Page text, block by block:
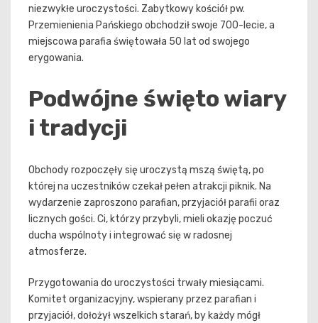
niezwykłe uroczystości. Zabytkowy kościół pw.
Przemienienia Pańskiego obchodził swoje 700-lecie, a
miejscowa parafia świętowała 50 lat od swojego
erygowania.
Podwójne święto wiary
i tradycji
Obchody rozpoczęły się uroczystą mszą świętą, po
której na uczestników czekał pełen atrakcji piknik. Na
wydarzenie zaproszono parafian, przyjaciół parafii oraz
licznych gości. Ci, którzy przybyli, mieli okazję poczuć
ducha wspólnoty i integrować się w radosnej
atmosferze.
Przygotowania do uroczystości trwały miesiącami.
Komitet organizacyjny, wspierany przez parafian i
przyjaciół, dołożył wszelkich starań, by każdy mógł